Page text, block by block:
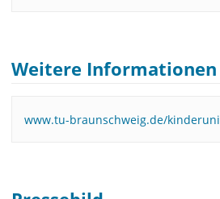
Weitere Informationen
www.tu-braunschweig.de/kinderuni